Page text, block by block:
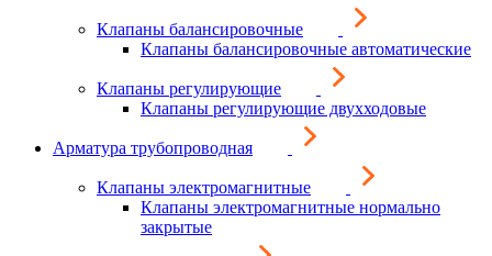
Клапаны балансировочные
Клапаны балансировочные автоматические
Клапаны регулирующие
Клапаны регулирующие двухходовые
Арматура трубопроводная
Клапаны электромагнитные
Клапаны электромагнитные нормально
закрытые